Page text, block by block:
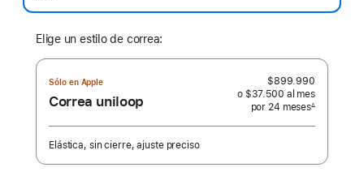
Elige un estilo de correa:
Sólo en Apple
Correa uniloop
$899.990
o $37.500 al mes
por 24 mesesmeses
Nota a pie de página
∆
Elástica, sin cierre, ajuste preciso